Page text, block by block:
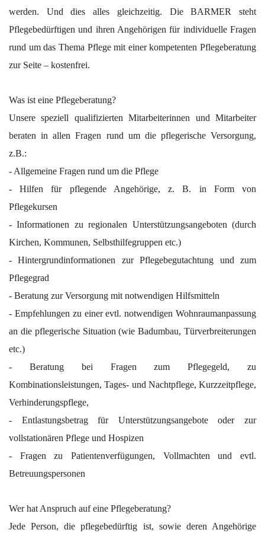
werden. Und dies alles gleichzeitig. Die BARMER steht
Pflegebedürftigen und ihren Angehörigen für individuelle Fragen
rund um das Thema Pflege mit einer kompetenten Pflegeberatung
zur Seite – kostenfrei.
Was ist eine Pflegeberatung?
Unsere speziell qualifizierten Mitarbeiterinnen und Mitarbeiter
beraten in allen Fragen rund um die pflegerische Versorgung,
z.B.:
- Allgemeine Fragen rund um die Pflege
- Hilfen für pflegende Angehörige, z. B. in Form von
Pflegekursen
- Informationen zu regionalen Unterstützungsangeboten (durch
Kirchen, Kommunen, Selbsthilfegruppen etc.)
- Hintergrundinformationen zur Pflegebegutachtung und zum
Pflegegrad
- Beratung zur Versorgung mit notwendigen Hilfsmitteln
- Empfehlungen zu einer evtl. notwendigen Wohnraumanpassung
an die pflegerische Situation (wie Badumbau, Türverbreiterungen
etc.)
- Beratung bei Fragen zum Pflegegeld, zu
Kombinationsleistungen, Tages- und Nachtpflege, Kurzzeitpflege,
Verhinderungspflege,
- Entlastungsbetrag für Unterstützungsangebote oder zur
vollstationären Pflege und Hospizen
- Fragen zu Patientenverfügungen, Vollmachten und evtl.
Betreuungspersonen
Wer hat Anspruch auf eine Pflegeberatung?
Jede Person, die pflegebedürftig ist, sowie deren Angehörige